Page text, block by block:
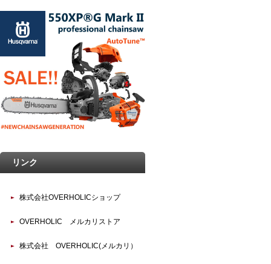
リンク
株式会社OVERHOLICショップ
OVERHOLIC メルカリストア
株式会社 OVERHOLIC(メルカリ）